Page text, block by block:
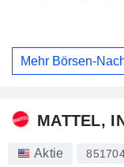
Mehr Börsen-
MATTEL,
Aktie